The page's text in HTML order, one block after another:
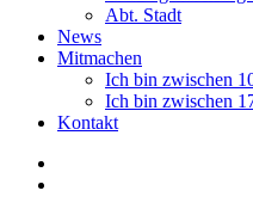
Abt. Stadt
News
Mitmachen
Ich bin zwischen
Ich bin zwischen
Kontakt